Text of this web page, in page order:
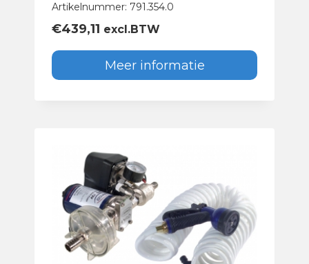
Artikelnummer: 791.354.0
€439,11 excl.BTW
Meer informatie